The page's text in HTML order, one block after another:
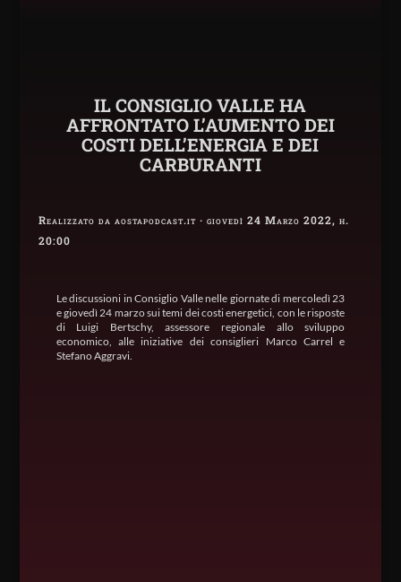
IL CONSIGLIO VALLE HA
AFFRONTATO L’AUMENTO DEI
COSTI DELL’ENERGIA E DEI
CARBURANTI
Realizzato da aostapodcast.it · giovedì 24 Marzo 2022, h.
20:00
Le discussioni in Consiglio Valle nelle giornate di mercoledì 23
e giovedì 24 marzo sui temi dei costi energetici, con le risposte
di Luigi Bertschy, assessore regionale allo sviluppo
economico, alle iniziative dei consiglieri Marco Carrel e
Stefano Aggravi.